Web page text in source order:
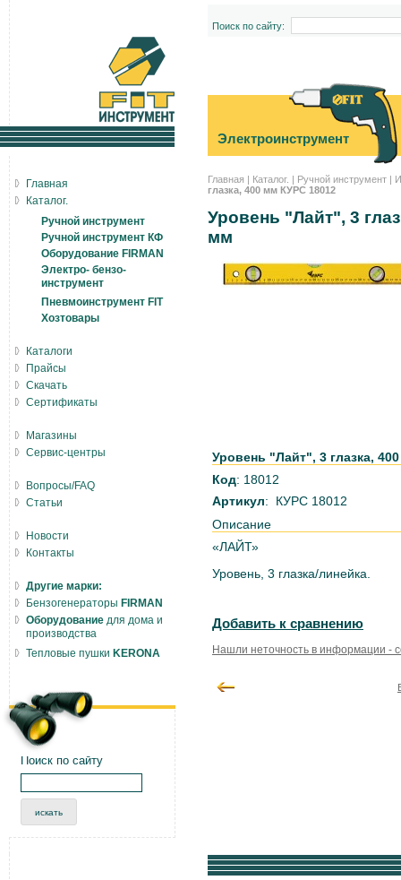
Поиск по сайту:
Электроинструмент
Главная | Каталог. | Ручной инструмент |
глазка, 400 мм КУРС 18012
Уровень "Лайт", 3
мм
Уровень "Лайт", 3 глазка,
Код: 18012
Артикул: КУРС 18012
Описание
«ЛАЙТ»
Уровень, 3 глазка/линейка.
Добавить к сравнению
Нашли неточность в информации -
Главная
Каталог.
Ручной инструмент
Ручной инструмент КФ
Оборудование FIRMAN
Электро- бензо-
инструмент
Пневмоинструмент FIT
Хозтовары
Каталоги
Прайсы
Скачать
Сертификаты
Магазины
Сервис-центры
Вопросы/FAQ
Статьи
Новости
Контакты
Другие марки:
Бензогенераторы FIRMAN
Оборудование для дома и
производства
Тепловые пушки KERONA
Поиск по сайту